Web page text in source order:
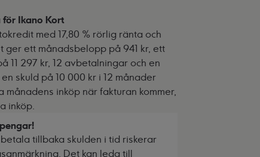
Ikano Kort
med 17,80 % rörlig ränta och
ett månadsbelopp på 941 kr, ett
297 kr, 12 avbetalningar och en
skuld på 10 000 kr i 12 månader
inköp när fakturan kommer,
inköp.
tillbaka skulden i tid riskerar
Det kan leda till